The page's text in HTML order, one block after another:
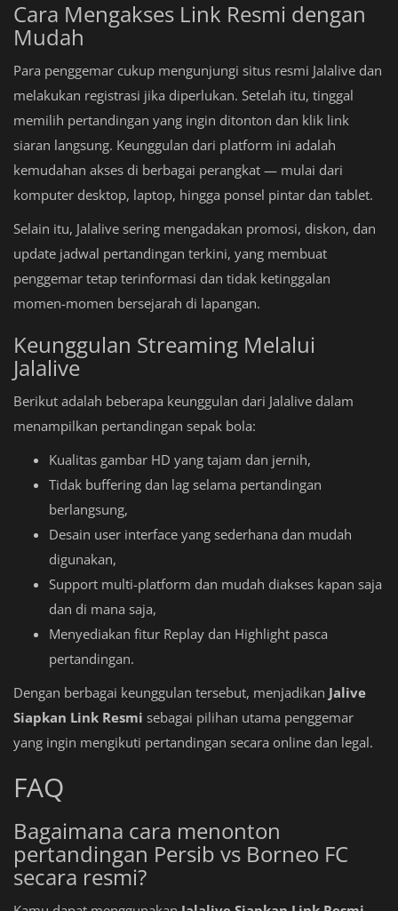
Cara Mengakses Link Resmi dengan
Mudah
Para penggemar cukup mengunjungi situs resmi Jalalive dan
melakukan registrasi jika diperlukan. Setelah itu, tinggal
memilih pertandingan yang ingin ditonton dan klik link
siaran langsung. Keunggulan dari platform ini adalah
kemudahan akses di berbagai perangkat — mulai dari
komputer desktop, laptop, hingga ponsel pintar dan tablet.
Selain itu, Jalalive sering mengadakan promosi, diskon, dan
update jadwal pertandingan terkini, yang membuat
penggemar tetap terinformasi dan tidak ketinggalan
momen-momen bersejarah di lapangan.
Keunggulan Streaming Melalui
Jalalive
Berikut adalah beberapa keunggulan dari Jalalive dalam
menampilkan pertandingan sepak bola:
Kualitas gambar HD yang tajam dan jernih,
Tidak buffering dan lag selama pertandingan
berlangsung,
Desain user interface yang sederhana dan mudah
digunakan,
Support multi-platform dan mudah diakses kapan saja
dan di mana saja,
Menyediakan fitur Replay dan Highlight pasca
pertandingan.
Dengan berbagai keunggulan tersebut, menjadikan Jalive
Siapkan Link Resmi sebagai pilihan utama penggemar
yang ingin mengikuti pertandingan secara online dan legal.
FAQ
Bagaimana cara menonton
pertandingan Persib vs Borneo FC
secara resmi?